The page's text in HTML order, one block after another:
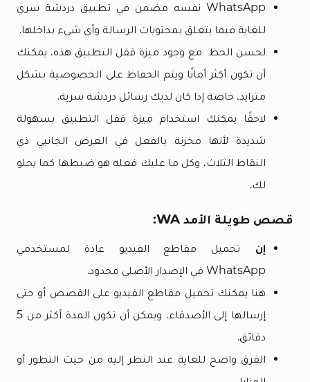
WhatsApp نفسه مضمن في تطبيق دردشة سري
للغاية فيما يتعلق بمحتويات الرسالة وأي شيء بداخلها.
لحسن الحظ مع وجود ميزة قفل التطبيق هذه، يمكنك
أن تكون أكثر أمانًا ويتم الحفاظ على الخصوصية بشكل
متزايد، خاصة إذا كان لديك رسائل دردشة سرية.
لاحقًا يمكنك استخدام ميزة قفل التطبيق بسهولة
شديدة لأنها مخزنة بالفعل في العرض الجانبي ذي
النقاط الثلاث، وكل ما عليك فعله هو ضبطها كما يحلو
لك.
قصص طويلة الأمد WA:
إن تحميل مقاطع الفيديو عادة لمستخدمي
WhatsApp في الإصدار الأصلي محدود.
هنا يمكنك تحميل مقاطع الفيديو على القصص أو حتى
إرسالها إلى الأصدقاء، ويمكن أن تكون المدة أكثر من 5
دقائق.
الفرق واضح للغاية عند النظر إليه من حيث التطور أو